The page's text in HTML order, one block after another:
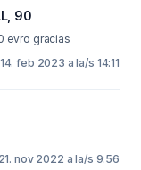
90
evro gracias
14. feb 2023 a la/s 14:11
nov 2022 a la/s 9:56